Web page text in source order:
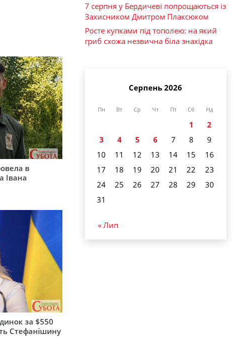
в
Івана
за $550
Стефанішину
7 серпня у Бердичеві попрощаються із
Захисником Дмитром Плаксюком
Росте купками під тополею: на який
гриб схожа незвична біла знахідка
Серпень 2026
Пн Вт Ср Чт Пт Сб Нд
1
2
3
4 5 6 7 8
9
10
11 12 13 14 15
16
17
18 19 20 21 22
23
24
25 26 27 28 29
30
31
« Лип